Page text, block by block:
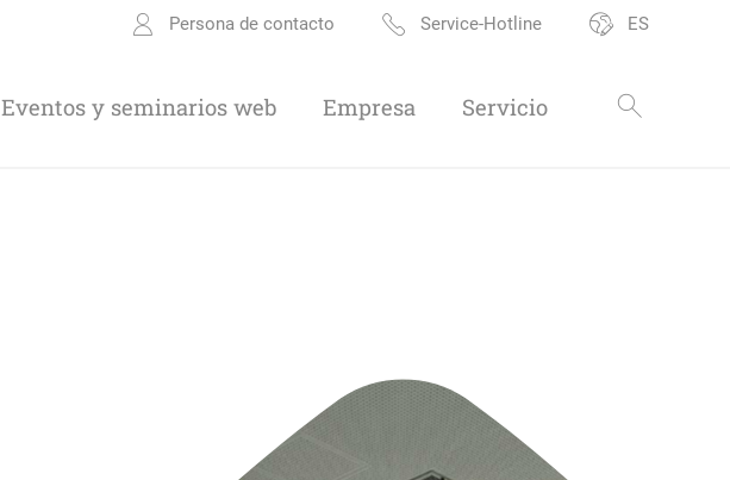
Persona de contacto Service-Hotline ES
Eventos y seminarios web Empresa Servicio